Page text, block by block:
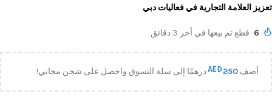
تعزيز العلامة التجارية في فعاليات دبي
6 قطع تم بيعها في أخر 3 دقائق
أضف AED 250 درهمًا إلى سلة التسوق واحصل على شحن مجاني!